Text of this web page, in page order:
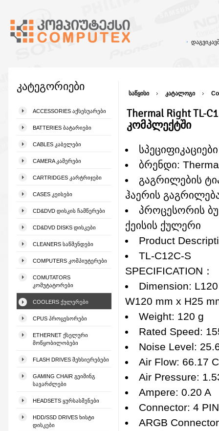
კატეგორიები
ACCESSORIES ᲐᲥᲡᲔᲡᲣᲐᲠᲔᲑᲘ
BATTERIES ᲑᲐᲢᲐᲠᲘᲔᲑᲘ
CABLES ᲙᲐᲑᲔᲚᲔᲑᲘ
CAMERA ᲙᲐᲛᲔᲠᲔᲑᲘ
CARTRIDGES ᲙᲐᲠᲢᲠᲘᲯᲔᲑᲘ
CASES ᲙᲔᲘᲡᲔᲑᲘ
CD&DVD ᲓᲘᲡᲙᲘᲡ ᲩᲐᲛᲬᲔᲠᲔᲑᲘ
CD&DVD DISKS ᲓᲘᲡᲙᲔᲑᲘ
CLEANERS ᲡᲐᲬᲛᲔᲜᲓᲔᲑᲘ
COMPUTERS ᲙᲝᲛᲞᲘᲣᲢᲔᲠᲔᲑᲘ
COMUTATORS
ᲙᲝᲛᲣᲢᲐᲢᲝᲠᲔᲑᲘ
COOLERS ᲥᲣᲚᲔᲠᲔᲑᲘ
CPUS ᲞᲠᲝᲪᲔᲡᲝᲠᲔᲑᲘ
ETHERNET ᲥᲡᲔᲚᲣᲠᲘ
ᲛᲝᲬᲧᲝᲑᲘᲚᲝᲑᲔᲑᲘ
FLASH DRIVES ᲛᲔᲮᲡᲘᲔᲠᲔᲑᲔᲑᲘ
GAMING CHAIR ᲒᲔᲘᲛᲘᲜᲒ
ᲡᲐᲕᲐᲠᲫᲚᲔᲑᲘ
HEADSETS ᲧᲣᲠᲡᲐᲡᲛᲔᲜᲔᲑᲘ
HDD/SSD DRIVES ᲮᲘᲡᲢᲘ
ᲓᲘᲡᲙᲔᲑᲘ
საწყისი კატალოგი
Thermal Right TL-
კომპლექტში
სპეციფიკაციები
ბრენდი:
გაგრილების
ჰაერის
პროცესორის
ქეისის ქულერი
Product
TL-C12C-S
SPECIFICATION：
Dimension:
W120 mm x H25
Weight: 120 g
Rated Speed:
Noise Level:
Air Flow: 66.17
Air Pressure:
Ampere: 0.20 A
Connector: 4
ARGB